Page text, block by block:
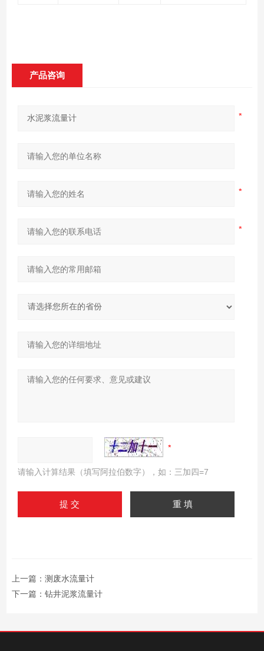
产品咨询
请输入计算结果（填写阿拉伯数字），如：三加四=7
上一篇： 测废水流量计
下一篇： 钻井泥浆流量计